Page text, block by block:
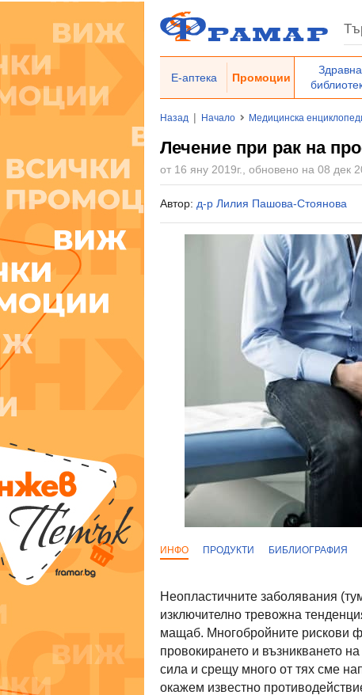
Е-аптека Промоции
Здравна
Назад | Начало Медицинска
Лечение при рак на
от 16 яну 2019г., обновено на 08 дек
Автор: д-р Лилия Пашова-Стоянова
ИНФО ПРОДУКТИ БИБЛИОГРАФИЯ
Неопластичните заболявания
изключително тревожна
мащаб. Многобройните рискови
провокирането и възникването
сила и срещу много от тях сме
окажем известно